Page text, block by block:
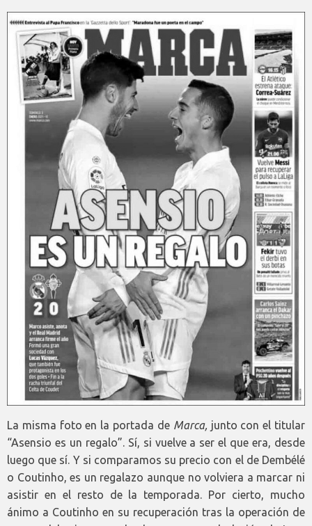
La misma foto en la portada de Marca, junto con el titular
“Asensio es un regalo”. Sí, si vuelve a ser el que era, desde
luego que sí. Y si comparamos su precio con el de Dembélé
o Coutinho, es un regalazo aunque no volviera a marcar ni
asistir en el resto de la temporada. Por cierto, mucho
ánimo a Coutinho en su recuperación tras la operación de